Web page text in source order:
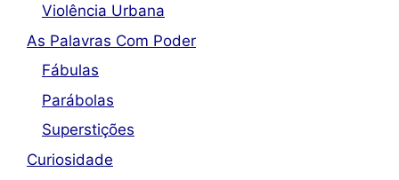
Violência Urbana
As Palavras Com Poder
Fábulas
Parábolas
Superstições
Curiosidade